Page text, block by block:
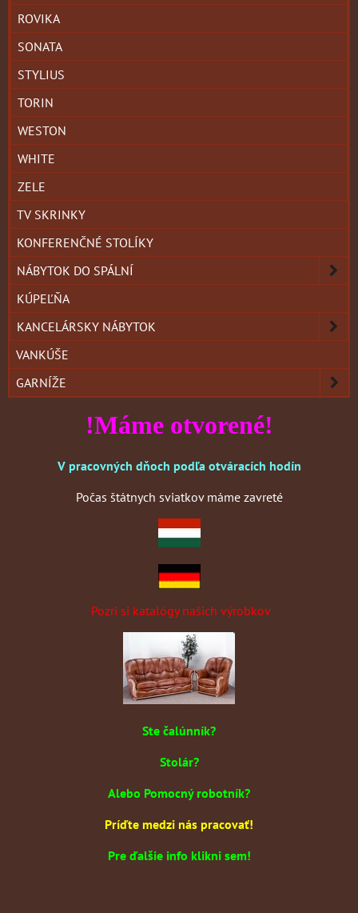
ROVIKA
SONATA
STYLIUS
TORIN
WESTON
WHITE
ZELE
TV SKRINKY
KONFERENČNÉ STOLÍKY
NÁBYTOK DO SPÁLNÍ
KÚPEĽŇA
KANCELÁRSKY NÁBYTOK
VANKÚŠE
GARNÍŽE
!Máme otvorené!
V pracovných dňoch podľa otváracích hodín
Počas štátnych sviatkov máme zavreté
Pozri si katalógy našich výrobkov
Ste čalúnník?
Stolár?
Alebo Pomocný robotník?
Príďte medzi nás pracovať!
Pre ďalšie info klikni sem!